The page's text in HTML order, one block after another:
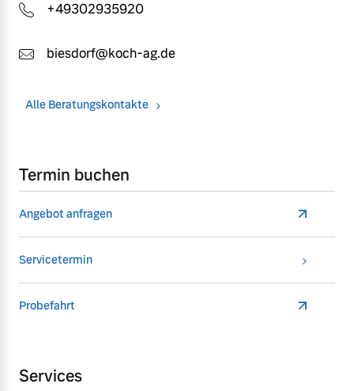
+49302935920
biesdorf@koch-ag.de
Alle Beratungskontakte
Termin buchen
Angebot anfragen
Servicetermin
Probefahrt
Services